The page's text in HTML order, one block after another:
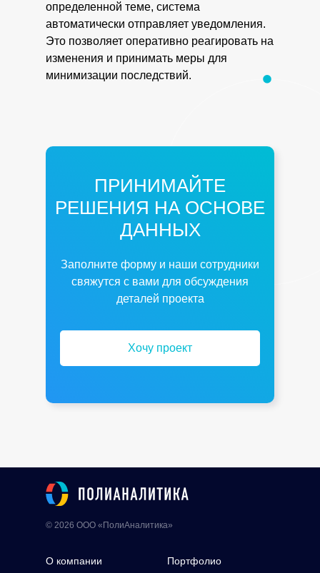
определенной теме, система
автоматически отправляет уведомления.
Это позволяет оперативно реагировать на
изменения и принимать меры для
минимизации последствий.
ПРИНИМАЙТЕ
РЕШЕНИЯ НА ОСНОВЕ
ДАННЫХ
Заполните форму и наши сотрудники
свяжутся с вами для обсуждения
деталей проекта
Хочу проект
О компании Портфолио
© 2026 ООО «ПолиАналитика»